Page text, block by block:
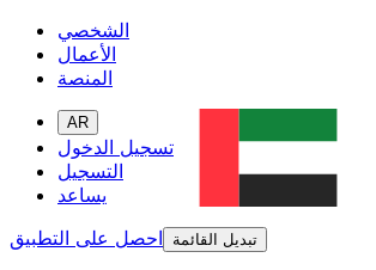
الشخصي
الأعمال
المنصة
AR
تسجيل الدخول
التسجيل
يساعد
احصل على التطبيق
تبديل القائمة